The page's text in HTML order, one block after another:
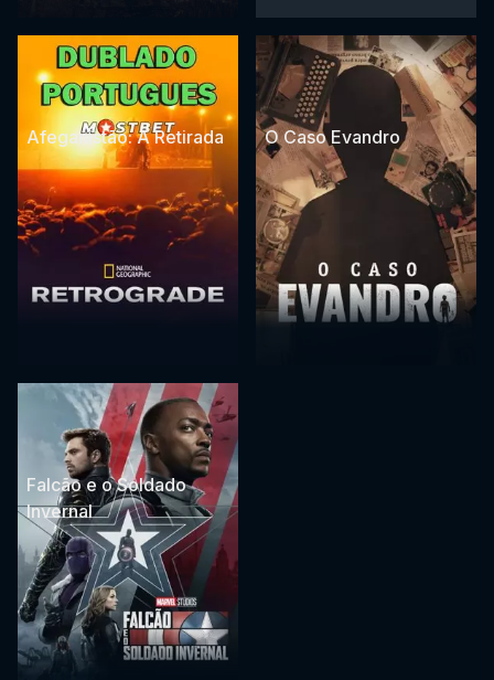
Afeganistão: A Retirada O Caso Evandro
Falcão e o Soldado
Invernal